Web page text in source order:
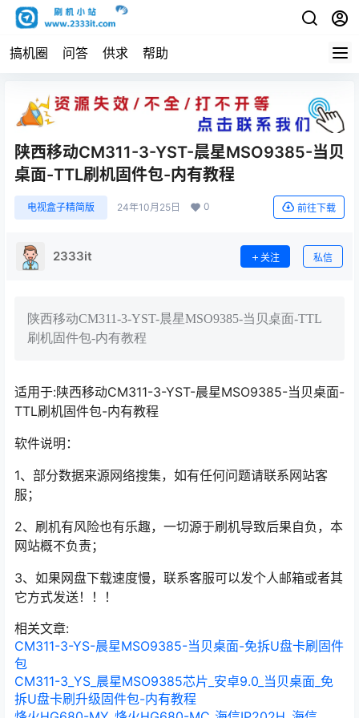
搞机圈 问答 供求 帮助
陕西移动CM311-3-YST-晨星MSO9385-当贝
桌面-TTL刷机固件包-内有教程
电视盒子精简版 24年10月25日 0 前往下载
2333it 关注 私信
陕西移动CM311-3-YST-晨星MSO9385-当贝桌面-TTL
刷机固件包-内有教程
适用于:陕西移动CM311-3-YST-晨星MSO9385-当贝桌面-
TTL刷机固件包-内有教程
软件说明：
1、部分数据来源网络搜集，如有任何问题请联系网站客
服；
2、刷机有风险也有乐趣，一切源于刷机导致后果自负，本
网站概不负责；
3、如果网盘下载速度慢，联系客服可以发个人邮箱或者其
它方式发送！！！
相关文章:
CM311-3-YS-晨星MSO9385-当贝桌面-免拆U盘卡刷固件
包
CM311-3_YS_晨星MSO9385芯片_安卓9.0_当贝桌面_免
拆U盘卡刷升级固件包-内有教程